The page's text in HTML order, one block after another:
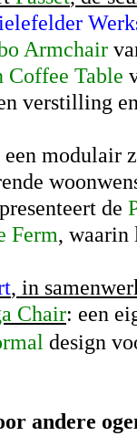
Armchair
Coffee Table
verstilling
een modulair
de
Ferm, waarin
, in
Chair: een
design
andere